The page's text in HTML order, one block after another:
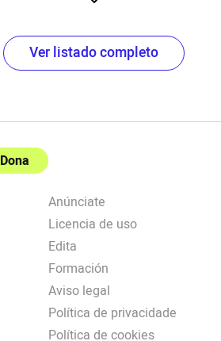
Ver listado completo
Dona
Anúnciate
Licencia de uso
Edita
Formación
Aviso legal
Política de privacidade
Política de cookies